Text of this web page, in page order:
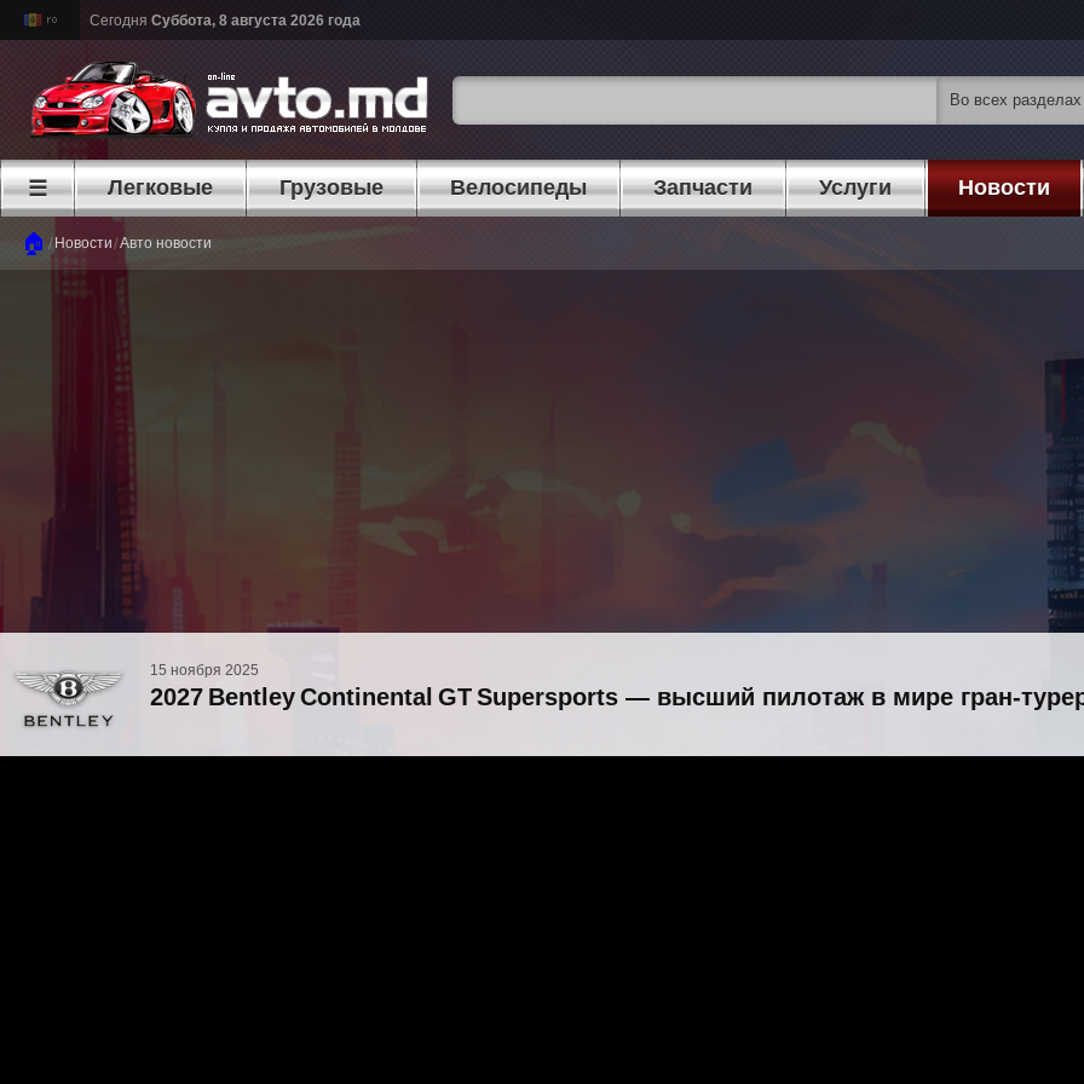
Сегодня Суббота, 8 августа 2026 года
☰ Легковые Грузовые Велосипеды Запчасти Услуги Новости
🏠 / Новости/Авто новости
15 ноября 2025
2027 Bentley Continental GT Supersports — высший пилотаж в мире гран-